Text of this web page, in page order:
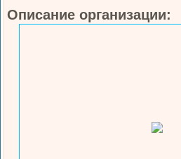
Описание организации: